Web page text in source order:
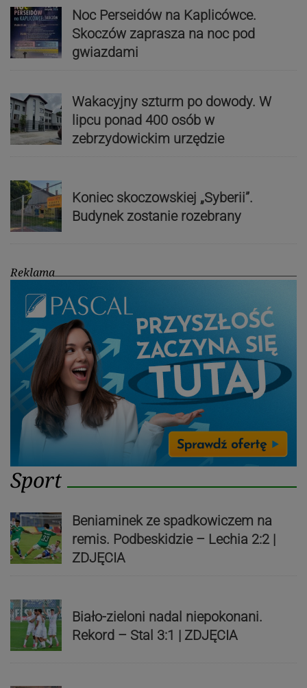
Noc Perseidów na Kaplicówce.
Skoczów zaprasza na noc pod
gwiazdami
Wakacyjny szturm po dowody. W
lipcu ponad 400 osób w
zebrzydowickim urzędzie
Koniec skoczowskiej „Syberii”.
Budynek zostanie rozebrany
Reklama
Sport
Beniaminek ze spadkowiczem na
remis. Podbeskidzie – Lechia 2:2 |
ZDJĘCIA
Biało-zieloni nadal niepokonani.
Rekord – Stal 3:1 | ZDJĘCIA